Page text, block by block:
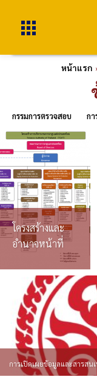
หน้าแรก
กรรมการตรวจสอบ ก
โครงสร้างและ
อำนาจหน้าที่
การเปิดเผยข้อมูลและสารสน